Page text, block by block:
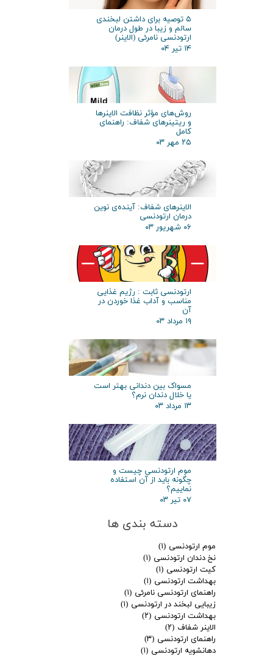
۵ توصیه برای داشتن لبخندی
سالم و زیبا در طول درمان
ارتودنسی نامرئی (الاینر)
۱۴ تیر ۰۴
روش‌های مؤثر نظافت الاینرها
و ریتینرهای شفاف: راهنمای
کامل
۲۵ مهر ۰۳
الاینرهای شفاف: آینده‌ی نوین
درمان ارتودنسی
۰۶ شهریور ۰۳
ارتودنسی ثابت : رژیم غذایی
مناسب و آداب غذا خوردن در
آن
۱۹ مرداد ۰۳
مسواک بین دندانی بهتر است
یا خلال دندان نرم؟
۱۳ مرداد ۰۳
موم ارتودنسی چیست و
چگونه باید از آن استفاده
نماییم؟
۰۷ تیر ۰۳
دسته بندی ها
موم ارتودنسی (۱)
نخ دندان ارتودنسی (۱)
کیت ارتودنسی (۱)
بهداشت ارتودنسی (۱)
راهنمای ارتودنسی نامرئی (۱)
زیبایی لبخند در ارتودنسی (۱)
بهداشت ارتودنسی (۲)
الاینر شفاف (۲)
راهنمای ارتودنسی (۳)
دهانشویه ارتودنسی (۱)